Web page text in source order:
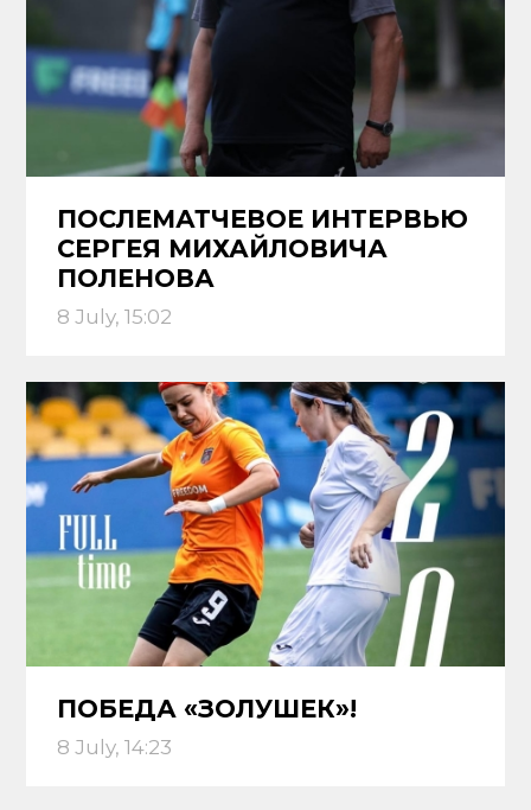
ПОСЛЕМАТЧЕВОЕ ИНТЕРВЬЮ
СЕРГЕЯ МИХАЙЛОВИЧА
ПОЛЕНОВА
8 July, 15:02
ПОБЕДА «ЗОЛУШЕК»!
8 July, 14:23